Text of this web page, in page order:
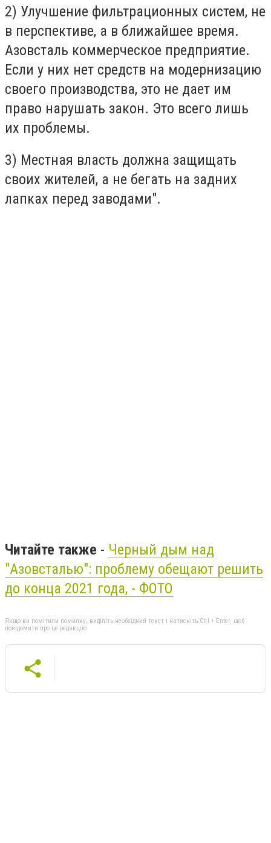
2) Улучшение фильтрационных систем, не
в перспективе, а в ближайшее время.
Азовсталь коммерческое предприятие.
Если у них нет средств на модернизацию
своего производства, это не дает им
право нарушать закон. Это всего лишь
их проблемы.
3) Местная власть должна защищать
своих жителей, а не бегать на задних
лапках перед заводами".
Читайте также - Черный дым над
"Азовсталью": проблему обещают решить
до конца 2021 года, - ФОТО
Якщо ви помітили помилку, виділіть необхідний текст і натисніть Ctrl + Enter, щоб
повідомити про це редакцію